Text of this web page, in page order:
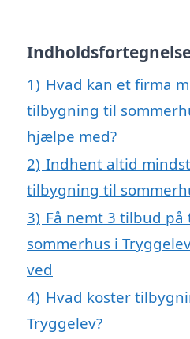
1) Hvad kan et firma
tilbygning til
hjælpe med?
2) Indhent altid
tilbygning til
3) Få nemt 3 tilbud
sommerhus i
ved
4) Hvad koster
Tryggelev?